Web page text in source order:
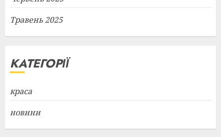
Травень 2025
КАТЕГОРІЇ
краса
новини